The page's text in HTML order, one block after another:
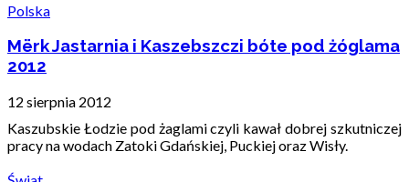
Polska
Mërk Jastarnia i Kaszebszczi bóte pod żóglama
2012
12 sierpnia 2012
Kaszubskie Łodzie pod żaglami czyli kawał dobrej szkutniczej
pracy na wodach Zatoki Gdańskiej, Puckiej oraz Wisły.